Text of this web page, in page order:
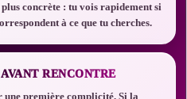
concrète : tu vois rapidement si
à ce que tu cherches.
RENCONTRE
une première complicité. Si la